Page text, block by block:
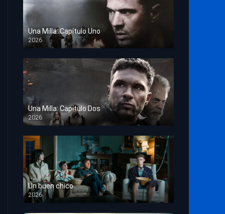
Una Milla: Capítulo Uno
2026
HD 1080p
Una Milla: Capítulo Dos
2026
HD 1080p
Un buen chico
2026
HD 1080p